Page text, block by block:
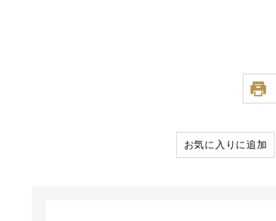
お気に入りに追加